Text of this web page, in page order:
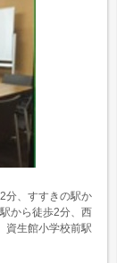
分、すすきの駅か
から徒歩2分、西
資生館小学校前駅